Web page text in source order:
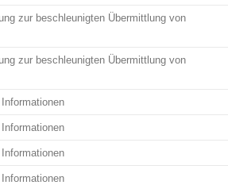
zur beschleunigten Übermittlung von
zur beschleunigten Übermittlung von